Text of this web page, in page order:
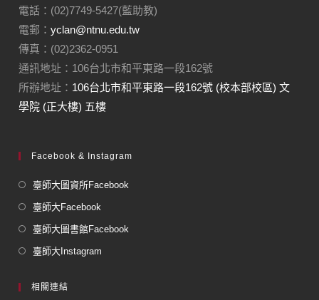
電話：(02)7749-5427(藍助教)
電郵：yclan@ntnu.edu.tw
傳真：(02)2362-0951
通訊地址：106台北市和平東路一段162號
所辦地址： 106台北市和平東路一段162號 (校本部校區) 文
學院 (正大樓) 五樓
Facebook & Instagram
臺師大圖資所Facebook
臺師大Facebook
臺師大圖書館Facebook
臺師大Instagram
相關連結